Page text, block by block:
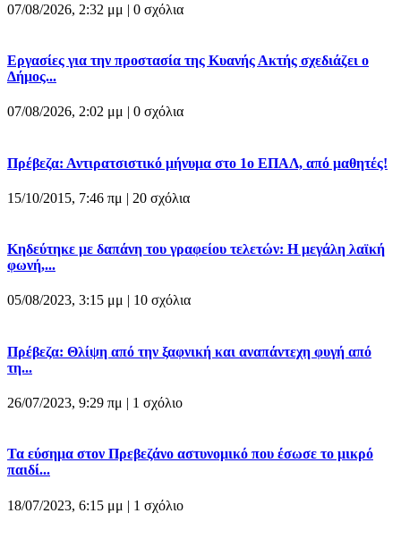
07/08/2026, 2:32 μμ | 0 σχόλια
Εργασίες για την προστασία της Κυανής Ακτής σχεδιάζει ο
Δήμος...
07/08/2026, 2:02 μμ | 0 σχόλια
Πρέβεζα: Αντιρατσιστικό μήνυμα στο 1ο ΕΠΑΛ, από μαθητές!
15/10/2015, 7:46 πμ | 20 σχόλια
Κηδεύτηκε με δαπάνη του γραφείου τελετών: Η μεγάλη λαϊκή
φωνή,...
05/08/2023, 3:15 μμ | 10 σχόλια
Πρέβεζα: Θλίψη από την ξαφνική και αναπάντεχη φυγή από
τη...
26/07/2023, 9:29 πμ | 1 σχόλιο
Τα εύσημα στον Πρεβεζάνο αστυνομικό που έσωσε το μικρό
παιδί...
18/07/2023, 6:15 μμ | 1 σχόλιο